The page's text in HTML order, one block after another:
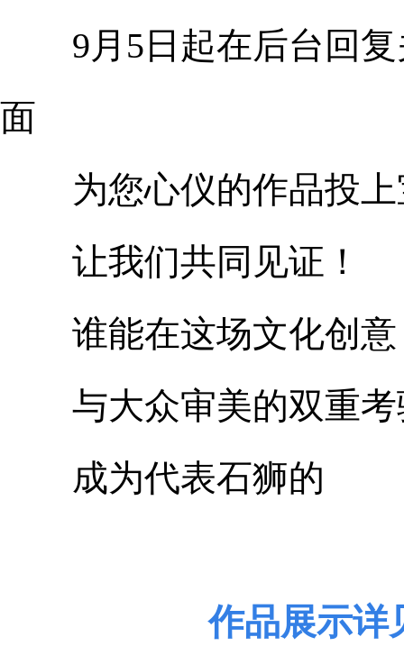
9月5日起在后台回复
面
为您心仪的作品投上
让我们共同见证！
谁能在这场文化创意
与大众审美的双重考
成为代表石狮的
作品展示详